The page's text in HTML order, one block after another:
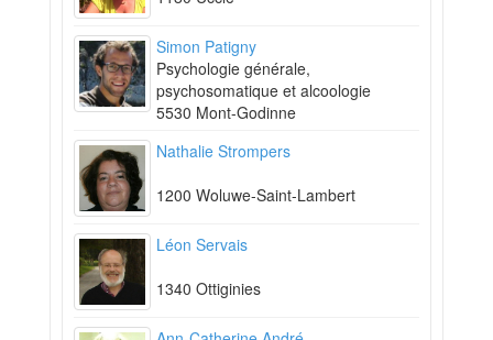
Simon Patigny
Psychologie générale,
psychosomatique et alcoologie
5530 Mont-Godinne
Nathalie Strompers
1200 Woluwe-Saint-Lambert
Léon Servais
1340 Ottiginies